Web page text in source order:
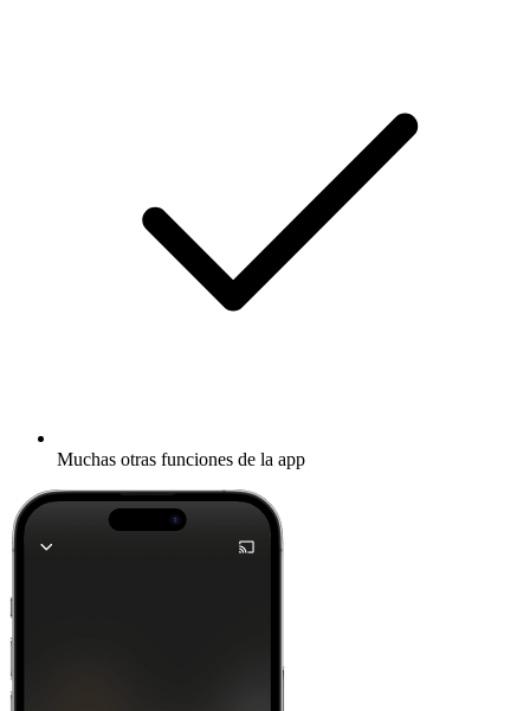
Muchas otras funciones de la app